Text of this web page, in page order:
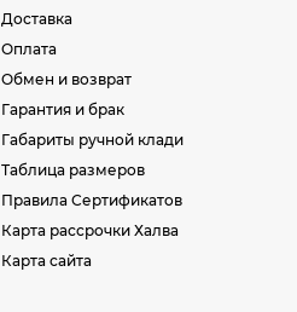
Доставка
Оплата
Обмен и возврат
Гарантия и брак
Габариты ручной клади
Таблица размеров
Правила Сертификатов
Карта рассрочки Халва
Карта сайта